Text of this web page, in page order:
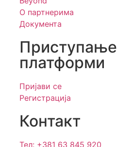
О партнерима
Документа
Приступање
платформи
Пријави се
Регистрација
Контакт
Тел: +381 63 845 920